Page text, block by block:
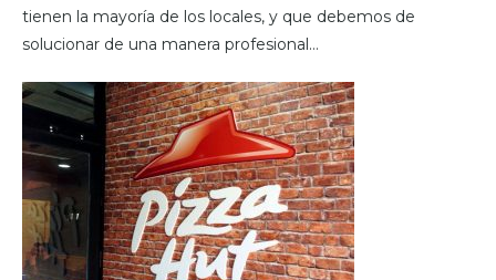
tienen la mayoría de los locales, y que debemos de
solucionar de una manera profesional…